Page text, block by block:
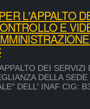
L'APPALTO
E
DEI
DELLA SEDE
DELL' INAF CIG: